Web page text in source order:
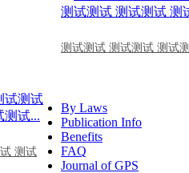
测试测试 测试测试 测试
测试
By Laws
Publication Info
Benefits
FAQ
Journal of GPS